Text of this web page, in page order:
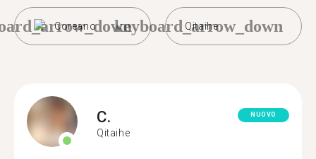
Coreano Qitaihe
keyboard_arrow_down
C.
Qitaihe
NUOVO